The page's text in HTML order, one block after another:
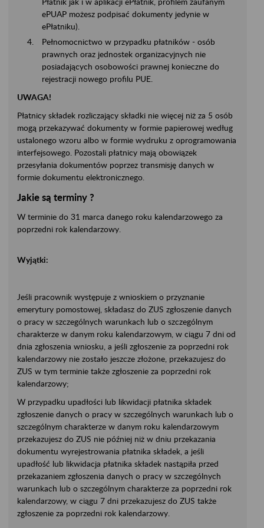
ePUAP możesz podpisać dokumenty jedynie w
ePłatniku).
Pełnomocnictwo w przypadku płatników - osób
prawnych oraz jednostek organizacyjnych nie
posiadających osobowości prawnej konieczne do
rejestracji nowego profilu PUE.
UWAGA!
Płatnicy składek rozliczający składki nie więcej niż za 5 osób
mogą przekazywać dokumenty w formie papierowej według
ustalonego wzoru albo w formie wydruku z oprogramowania
interfejsowego. Pozostali płatnicy mają obowiązek
przesyłania dokumentów poprzez transmisję danych w
formie dokumentu elektronicznego.
Jakie są terminy ?
W terminie do 31 marca danego roku kalendarzowego za
poprzedni rok kalendarzowy.
Wyjątki:
Jeśli pracownik występuje z wnioskiem o przyznanie
emerytury pomostowej, składasz do ZUS zgłoszenie danych
o pracy w szczególnych warunkach lub o szczególnym
charakterze w danym roku kalendarzowym, w ciągu 7 dni od
dnia zgłoszenia wniosku, a jeśli zgłoszenie za poprzedni rok
kalendarzowy nie zostało jeszcze złożone, przekazujesz do
ZUS w tym terminie także zgłoszenie za poprzedni rok
kalendarzowy;
W przypadku upadłości lub likwidacji płatnika składek
zgłoszenie danych o pracy w szczególnych warunkach lub o
szczególnym charakterze w danym roku kalendarzowym
przekazujesz do ZUS nie później niż w dniu przekazania
dokumentu wyrejestrowania płatnika składek, a jeśli
upadłość lub likwidacja płatnika składek nastąpiła przed
przekazaniem zgłoszenia danych o pracy w szczególnych
warunkach lub o szczególnym charakterze za poprzedni rok
kalendarzowy, w ciągu 7 dni przekazujesz do ZUS także
zgłoszenie za poprzedni rok kalendarzowy.